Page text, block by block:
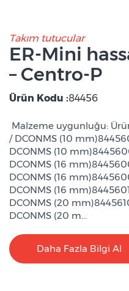
Takım tutucular
ER-Mini
– Centro-P
Ürün Kodu :84456
Malzeme uygunluğu:
/ DCONMS (10
DCONMS (10
DCONMS (16
DCONMS (16
DCONMS (16
DCONMS (20
DCONMS (20 m...
Daha Fazla Bilgi Al